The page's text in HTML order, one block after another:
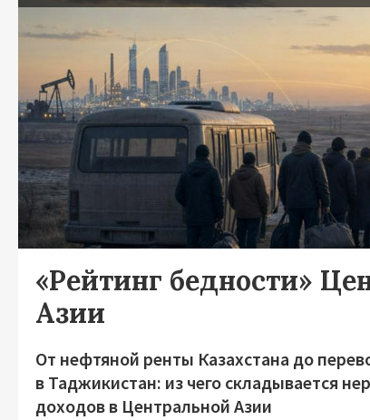
«Рейтинг бедности»
Азии
От нефтяной ренты Казахстана до
в Таджикистан: из чего складывается
доходов в Центральной Азии